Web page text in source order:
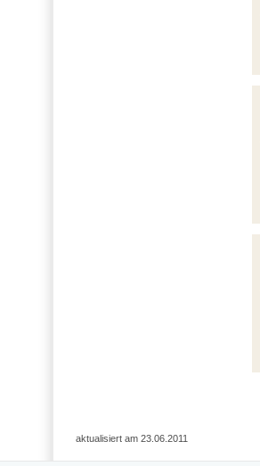
aktualisiert am 23.06.2011